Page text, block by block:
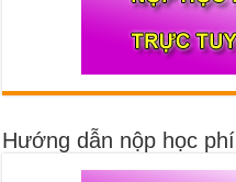
Hướng dẫn nộp học phí